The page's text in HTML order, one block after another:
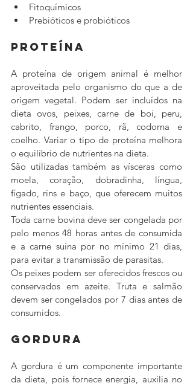
Fitoquímicos
Prebióticos e probióticos
Proteína
A proteína de origem animal é melhor
aproveitada pelo organismo do que a de
origem vegetal. Podem ser incluídos na
dieta ovos, peixes, carne de boi, peru,
cabrito, frango, porco, rã, codorna e
coelho. Variar o tipo de proteína melhora
o equilíbrio de nutrientes na dieta.
São utilizadas também as vísceras como
moela, coração, dobradinha, língua,
fígado, rins e baço, que oferecem muitos
nutrientes essenciais.
Toda carne bovina deve ser congelada por
pelo menos 48 horas antes de consumida
e a carne suína por no mínimo 21 dias,
para evitar a transmissão de parasitas.
Os peixes podem ser oferecidos frescos ou
conservados em azeite. Truta e salmão
devem ser congelados por 7 dias antes de
consumidos.
Gordura
A gordura é um componente importante
da dieta, pois fornece energia, auxilia no